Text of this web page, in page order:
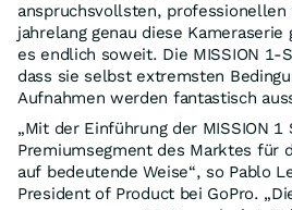
anspruchsvollsten, professionellen
jahrelang genau diese
es endlich soweit. Die MISSION
dass sie selbst extremsten
Aufnahmen werden fantastisch
„Mit der Einführung der MISSION
Premiumsegment des Marktes für
auf bedeutende Weise“, so Pablo
President of Product bei GoPro.